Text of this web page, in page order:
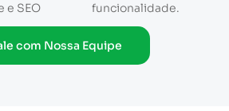
e SEO
funcionalidade.
com Nossa Equipe